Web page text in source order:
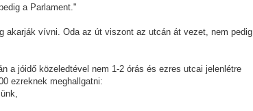
a Parlament."
akarják vívni. Oda az út viszont az utcán át vezet, nem pedig
a jóidő közeledtével nem 1-2 órás és ezres utcai jelenlétre
ezreknek meghallgatni: